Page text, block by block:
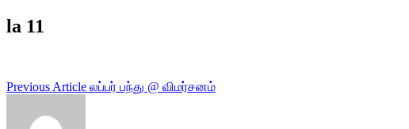
la 11
Post
navigation
Previous Article லப்பர் பந்து @ விமர்சனம்